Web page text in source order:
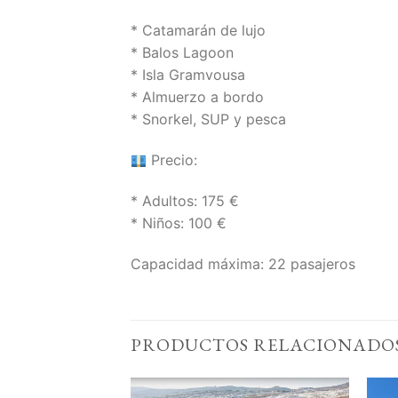
* Catamarán de lujo
* Balos Lagoon
* Isla Gramvousa
* Almuerzo a bordo
* Snorkel, SUP y pesca
Precio:
* Adultos: 175 €
* Niños: 100 €
Capacidad máxima: 22 pasajeros
PRODUCTOS